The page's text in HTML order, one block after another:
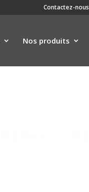
Contactez-nous
Nos produits